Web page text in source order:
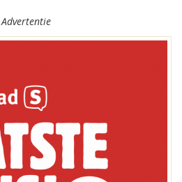
Advertentie